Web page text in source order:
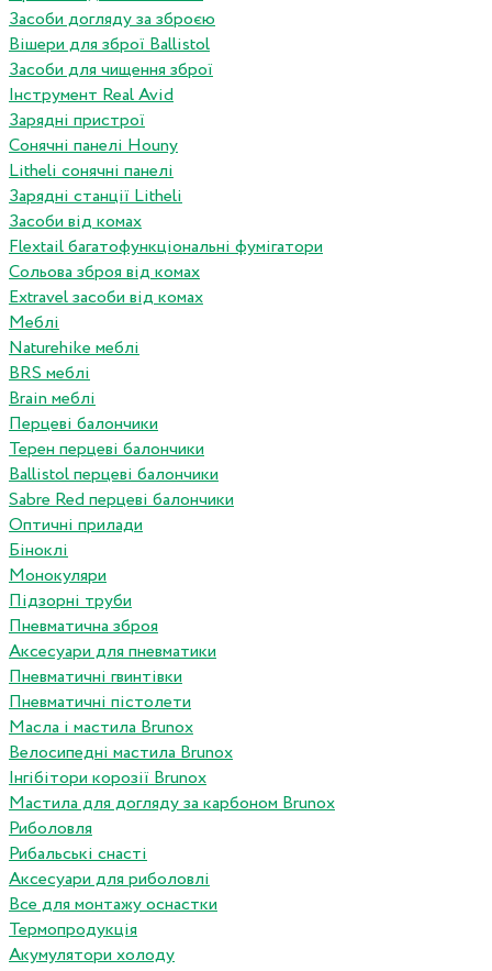
Засоби догляду за зброєю
Вішери для зброї Ballistol
Засоби для чищення зброї
Інструмент Real Avid
Зарядні пристрої
Сонячні панелі Houny
Litheli сонячні панелі
Зарядні станції Litheli
Засоби від комах
Flextail багатофункціональні фумігатори
Сольова зброя від комах
Extravel засоби від комах
Меблі
Naturehike меблі
BRS меблі
Brain меблі
Перцеві балончики
Терен перцеві балончики
Ballistol перцеві балончики
Sabre Red перцеві балончики
Оптичні прилади
Біноклі
Монокуляри
Підзорні труби
Пневматична зброя
Аксесуари для пневматики
Пневматичні гвинтівки
Пневматичні пістолети
Масла і мастила Brunox
Велосипедні мастила Brunox
Інгібітори корозії Brunox
Мастила для догляду за карбоном Brunox
Риболовля
Рибальські снасті
Аксесуари для риболовлі
Все для монтажу оснастки
Термопродукція
Акумулятори холоду